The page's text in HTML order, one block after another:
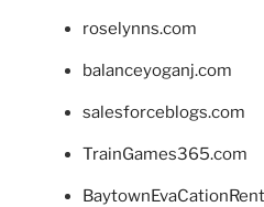
roselynns.com
balanceyoganj.com
salesforceblogs.com
TrainGames365.com